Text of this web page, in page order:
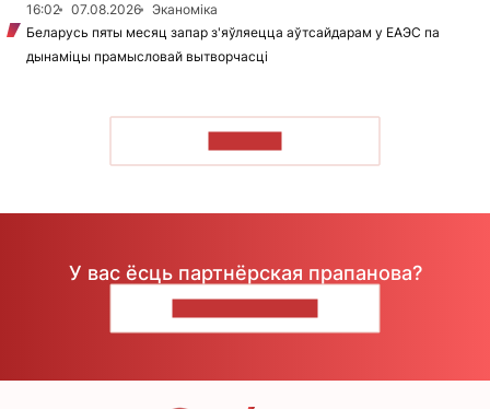
16:02
07.08.2026
Эканоміка
Беларусь пяты месяц запар з'яўляецца аўтсайдарам у ЕАЭС па
дынаміцы прамысловай вытворчасці
У вас ёсць партнёрская прапанова?